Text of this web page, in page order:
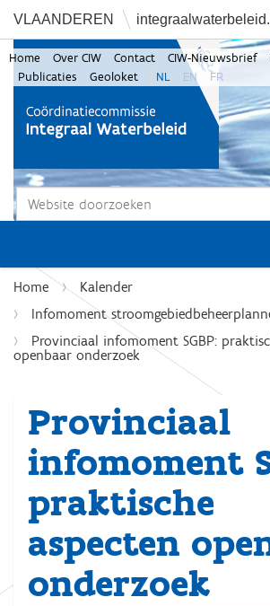
VLAANDEREN
Zoek
Home Over CIW Contact CIW-Nieuwsbrief
Publicaties
Geoloket NL EN FR
Home
Kalender
Infomoment
Provinciaal infomoment SGBP:
openbaar onderzoek
Provinciaal
infomoment
praktische
aspecten
onderzoek